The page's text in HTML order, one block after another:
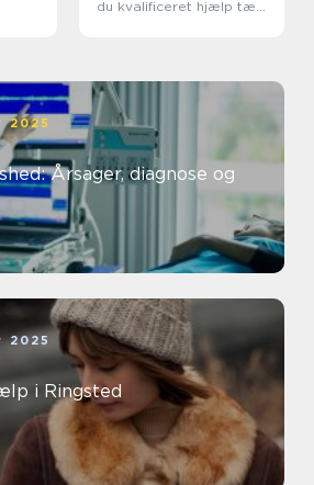
du kvalificeret hjælp tæt
2025
Årsager, diagnose og
2025
i Ringsted